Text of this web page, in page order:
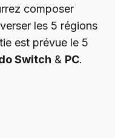
composer
les 5 régions
est prévue le 5
Switch & PC.